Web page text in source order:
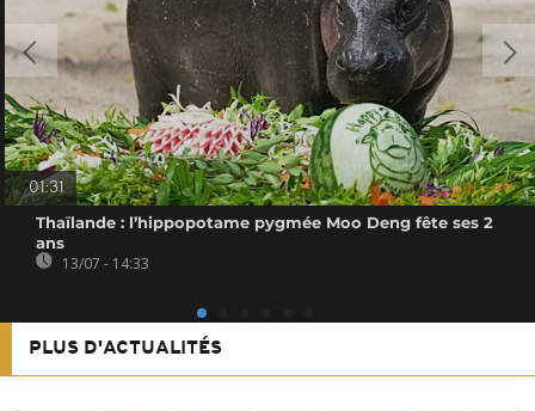
01:31
Thaïlande : l’hippopotame pygmée Moo Deng fête ses 2
ans
13/07 - 14:33
PLUS D'ACTUALITÉS